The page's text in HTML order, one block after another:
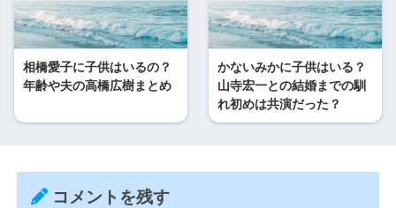
相橋愛子に子供はいるの？
年齢や夫の高橋広樹まとめ
かないみかに子供はいる？
山寺宏一との結婚までの馴
れ初めは共演だった？
コメントを残す